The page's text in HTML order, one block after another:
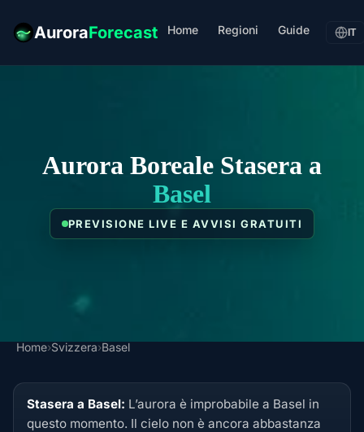
AuroraForecast Home Regioni Guide IT
Aurora Boreale Stasera a
Basel
PREVISIONE LIVE E AVVISI GRATUITI
Home›Svizzera›Basel
Stasera a Basel: L’aurora è improbabile a Basel in
questo momento. Il cielo non è ancora abbastanza